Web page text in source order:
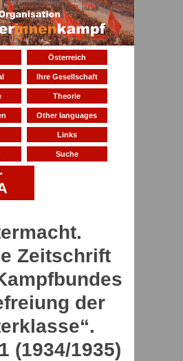
Österreich
Ihre Gesellschaft
Theorie
Other languages
Links
Suche
Zeitschrift
der
(1934/1935)